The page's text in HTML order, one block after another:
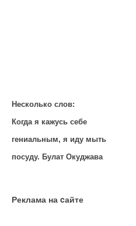
Несколько слов:
Когда я кажусь себе
гениальным, я иду мыть
посуду. Булат Окуджава
Реклама на cайте